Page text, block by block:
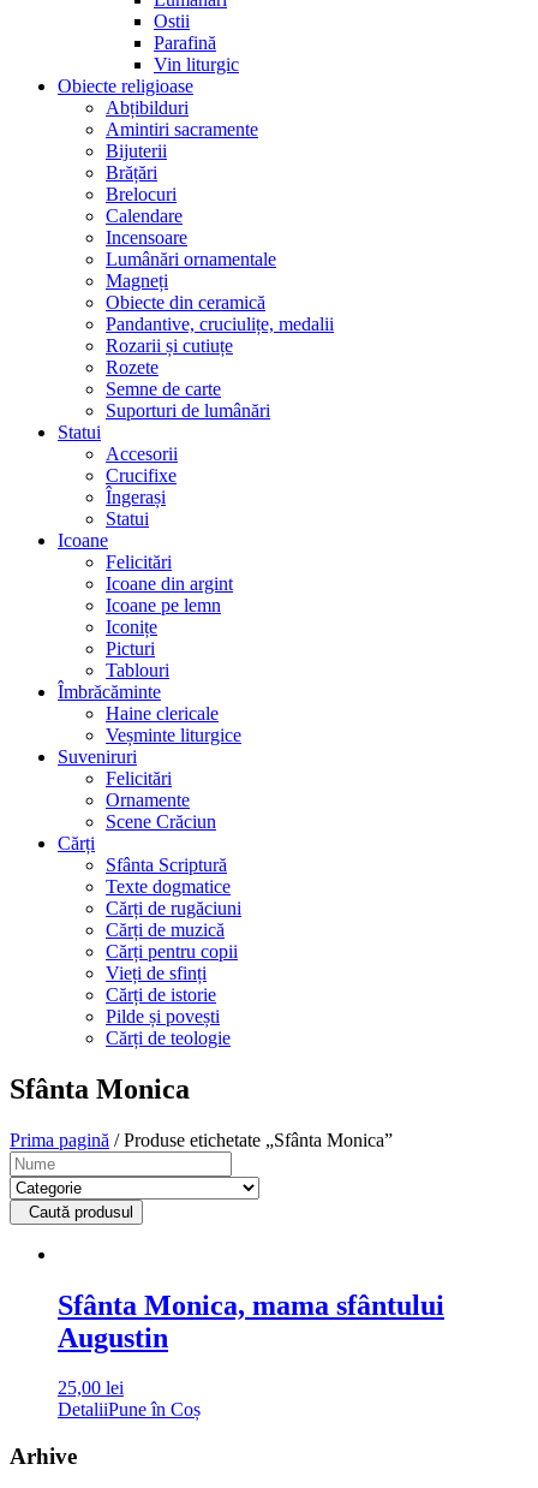
Ostii
Parafină
Vin liturgic
Obiecte religioase
Abțibilduri
Amintiri sacramente
Bijuterii
Brățări
Brelocuri
Calendare
Incensoare
Lumânări ornamentale
Magneți
Obiecte din ceramică
Pandantive, cruciulițe, medalii
Rozarii și cutiuțe
Rozete
Semne de carte
Suporturi de lumânări
Statui
Accesorii
Crucifixe
Îngerași
Statui
Icoane
Felicitări
Icoane din argint
Icoane pe lemn
Iconițe
Picturi
Tablouri
Îmbrăcăminte
Haine clericale
Veșminte liturgice
Suveniruri
Felicitări
Ornamente
Scene Crăciun
Cărți
Sfânta Scriptură
Texte dogmatice
Cărți de rugăciuni
Cărți de muzică
Cărți pentru copii
Vieți de sfinți
Cărți de istorie
Pilde și povești
Cărți de teologie
Sfânta Monica
Prima pagină / Produse etichetate „Sfânta Monica”
Caută produsul
Sfânta Monica, mama sfântului
Augustin
25,00 lei
DetaliiPune în Coș
Arhive